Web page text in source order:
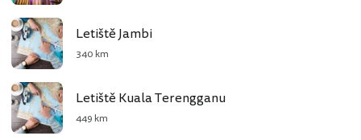
Letiště Jambi
340 km
Letiště Kuala Terengganu
449 km